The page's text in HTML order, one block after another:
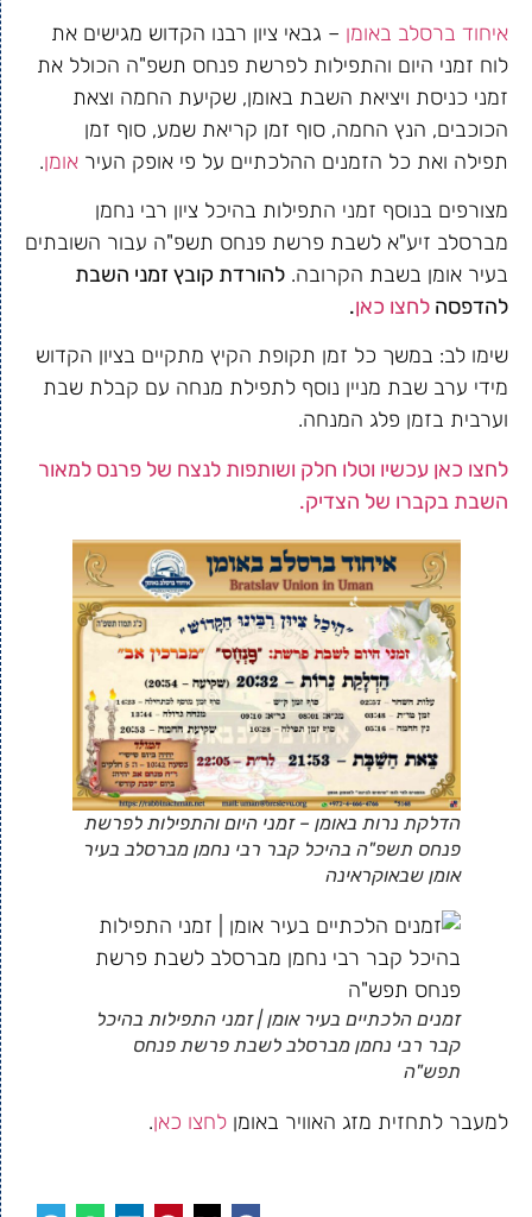
איחוד ברסלב באומן – גבאי ציון רבנו הקדוש מגישים את
לוח זמני היום והתפילות לפרשת פנחס תשפ"ה הכולל את
זמני כניסת ויציאת השבת באומן, שקיעת החמה וצאת
הכוכבים, הנץ החמה, סוף זמן קריאת שמע, סוף זמן
תפילה ואת כל הזמנים ההלכתיים על פי אופק העיר אומן.
מצורפים בנוסף זמני התפילות בהיכל ציון רבי נחמן
מברסלב זיע"א לשבת פרשת פנחס תשפ"ה עבור השובתים
בעיר אומן בשבת הקרובה. להורדת קובץ זמני השבת
להדפסה לחצו כאן.
שימו לב: במשך כל זמן תקופת הקיץ מתקיים בציון הקדוש
מידי ערב שבת מניין נוסף לתפילת מנחה עם קבלת שבת
וערבית בזמן פלג המנחה.
לחצו כאן עכשיו וטלו חלק ושותפות לנצח של פרנס למאור
השבת בקברו של הצדיק.
הדלקת נרות באומן – זמני היום והתפילות לפרשת
פנחס תשפ"ה בהיכל קבר רבי נחמן מברסלב בעיר
אומן שבאוקראינה
זמנים הלכתיים בעיר אומן | זמני התפילות בהיכל
קבר רבי נחמן מברסלב לשבת פרשת פנחס
תפש"ה
למעבר לתחזית מזג האוויר באומן לחצו כאן.